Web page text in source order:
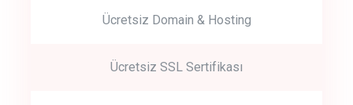
Get Started
Start by trying our service for 30 days free trial no credit card
Ücretsiz Domain & Hosting
Ücretsiz SSL Sertifikası